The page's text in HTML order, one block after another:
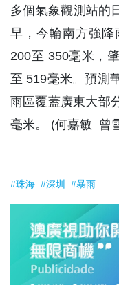
多個氣象觀測站的
早，今輪南方強
200至 350毫米，
至 519毫米。預測
雨區覆蓋廣東大部
毫米。 (何嘉敏 曾
#珠海 #深圳 #暴雨